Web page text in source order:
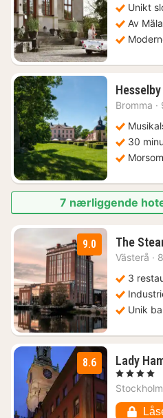
Unikt
Av
Bromma ·
30
7 nærliggende
9.0 The
Västerå ·
3
Unik
8.6 Lady
, 4 Stjerner
Stockholm